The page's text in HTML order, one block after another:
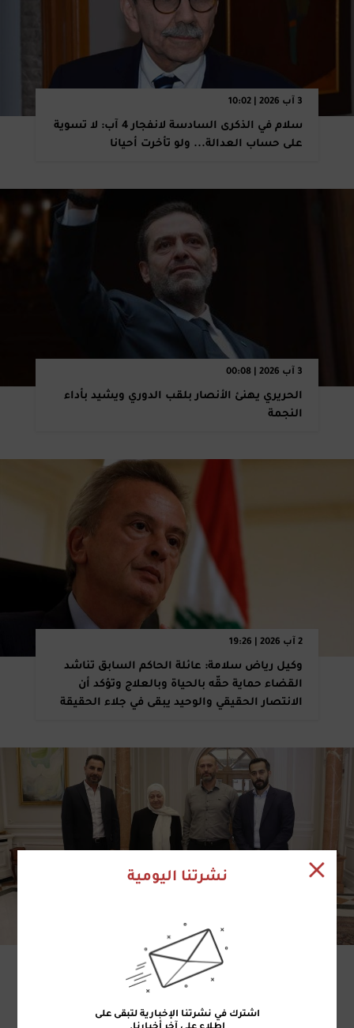
3 آب 2026 | 10:02
سلام في الذكرى السادسة لانفجار 4 آب: لا تسوية
على حساب العدالة... ولو تأخرت أحيانا
3 آب 2026 | 00:08
الحريري يهنئ الأنصار بلقب الدوري ويشيد بأداء
النجمة
2 آب 2026 | 19:26
وكيل رياض سلامة: عائلة الحاكم السابق تناشد
القضاء حماية حقّه بالحياة وبالعلاج وتؤكد أن
الانتصار الحقيقي والوحيد يبقى في جلاء الحقيقة
بهية الحريري أمام ناشطين من مبادرة "وطن
بيجمعنا": الدولة مطالَبةٌ بتعزيز حضورها ودعم
نشرتنا اليومية
اشترك في نشرتنا الإخبارية لتبقى على